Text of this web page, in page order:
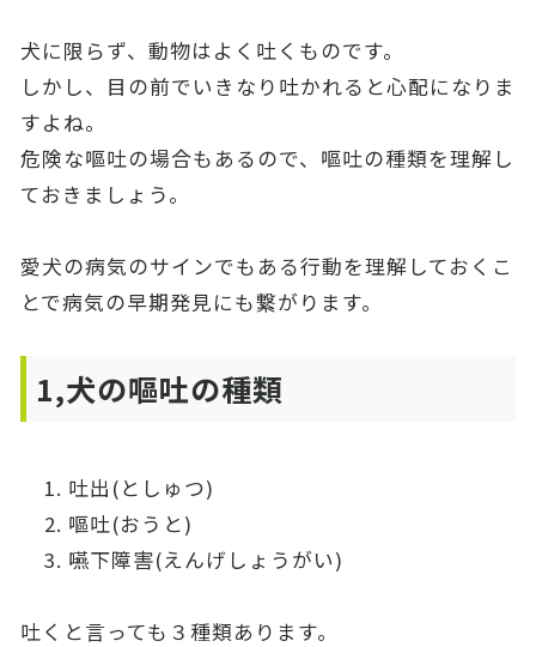
犬に限らず、動物はよく吐くものです。
しかし、目の前でいきなり吐かれると心配になりま
すよね。
危険な嘔吐の場合もあるので、嘔吐の種類を理解し
ておきましょう。
愛犬の病気のサインでもある行動を理解しておくこ
とで病気の早期発見にも繋がります。
1,犬の嘔吐の種類
吐出(としゅつ)
嘔吐(おうと)
嚥下障害(えんげしょうがい)
吐くと言っても３種類あります。